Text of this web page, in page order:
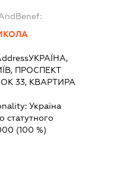
УКРАЇНА,
ПРОСПЕКТ
33, КВАРТИРА
Україна
статутного
(100 %)